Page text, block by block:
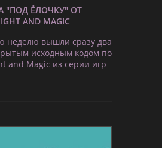
"ПОД ЁЛОЧКУ" ОТ
AND MAGIC
неделю вышли сразу два
исходным кодом по
and Magic из серии игр